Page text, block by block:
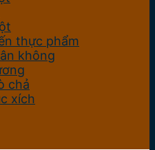
thực phẩm
không
chả
xích